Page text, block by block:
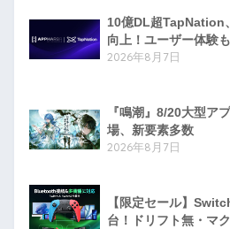
10億DL超TapNation
向上！ユーザー体験
2026年8月7日
『鳴潮』8/20大型ア
場、新要素多数
2026年8月7日
【限定セール】
台！ドリフト無・マ